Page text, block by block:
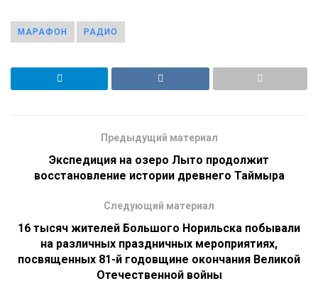
МАРАФОН РАДИО
Предыдущий материал
Экспедиция на озеро Лыто продолжит
восстановление истории древнего Таймыра
Следующий материал
16 тысяч жителей Большого Норильска побывали
на различных праздничных мероприятиях,
посвященных 81-й годовщине окончания Великой
Отечественной войны